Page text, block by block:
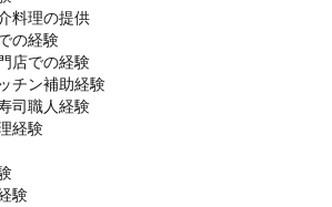
料理の提供
の経験
店での経験
チン補助経験
司職人経験
経験
験